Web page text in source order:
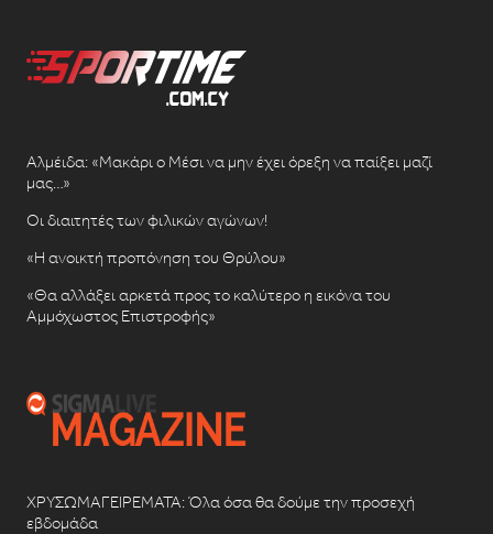
Αλμέιδα: «Μακάρι ο Μέσι να μην έχει όρεξη να παίξει μαζί
μας…»
Οι διαιτητές των φιλικών αγώνων!
«Η ανοικτή προπόνηση του Θρύλου»
«Θα αλλάξει αρκετά προς το καλύτερο η εικόνα του
Αμμόχωστος Επιστροφής»
ΧΡΥΣΩΜΑΓΕΙΡΕΜΑΤΑ: Όλα όσα θα δούμε την προσεχή
εβδομάδα